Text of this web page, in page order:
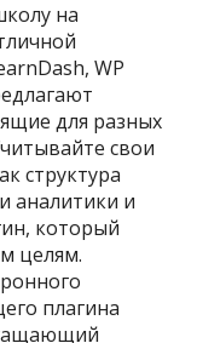
на
WP
для разных
свои
структура
аналитики и
который
целям.
плагина